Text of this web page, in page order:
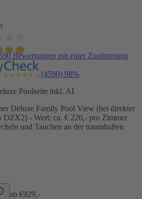
Bewertungen mit einer Zustimmung
(4590) 98%
Poolseite inkl. AI
Deluxe Family Pool View (bei direkter
DZX2) - Wert: ca. € 220,- pro Zimmer
und Tauchen an der traumhaften
ab €929,-